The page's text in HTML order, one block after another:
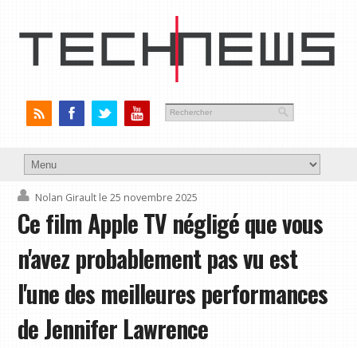
Nolan Girault le 25 novembre 2025
Ce film Apple TV négligé que vous
n'avez probablement pas vu est
l'une des meilleures performances
de Jennifer Lawrence